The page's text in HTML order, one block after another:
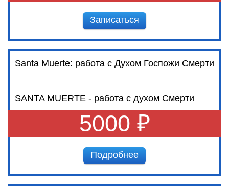
Записаться
Santa Muerte: работа с Духом Госпожи Смерти
SANTA MUERTE - работа с духом Смерти
5000 ₽
Подробнее